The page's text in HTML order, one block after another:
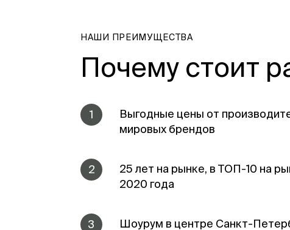
НАШИ ПРЕИМУЩЕСТВА
Почему стоит
1
Выгодные цены от
мировых брендов
2
25 лет на рынке, в ТОП-10 на
2020 года
3 Шоурум в центре Санкт-